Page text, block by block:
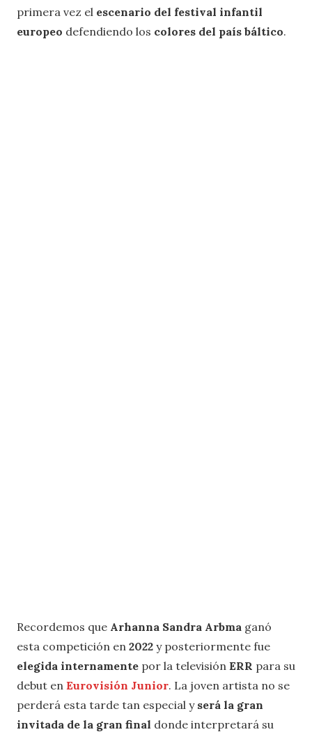
primera vez el escenario del festival infantil
europeo defendiendo los colores del país báltico.
Recordemos que Arhanna Sandra Arbma ganó
esta competición en 2022 y posteriormente fue
elegida internamente por la televisión ERR para su
debut en Eurovisión Junior. La joven artista no se
perderá esta tarde tan especial y será la gran
invitada de la gran final donde interpretará su